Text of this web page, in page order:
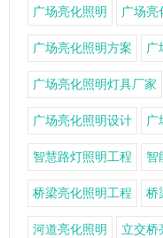
广场亮化照明 广场亮
广场亮化照明方案 广
广场亮化照明灯具厂家
广场亮化照明设计 广
智慧路灯照明工程 智
桥梁亮化照明工程 桥
河道亮化照明 立交桥